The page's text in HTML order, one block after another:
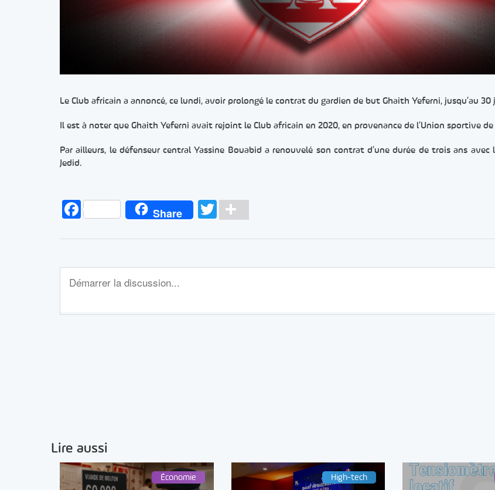
Le Club africain a annoncé, ce lundi, avoir prolongé le contrat du gardien de but Ghaith Yeferni, jusqu’au 30
Il est à noter que Ghaith Yeferni avait rejoint le Club africain en 2020, en provenance de l’Union sportive de
Par ailleurs, le défenseur central Yassine Bouabid a renouvelé son contrat d’une durée de trois ans avec
Jedid.
FacebookShare TwitterPartager
Lire aussi
Économie High-tech